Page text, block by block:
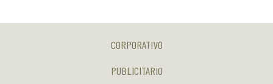
CORPORATIVO
PUBLICITARIO